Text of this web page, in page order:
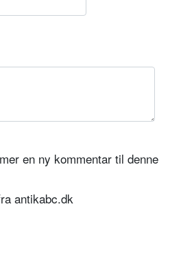
en ny kommentar til denne
antikabc.dk